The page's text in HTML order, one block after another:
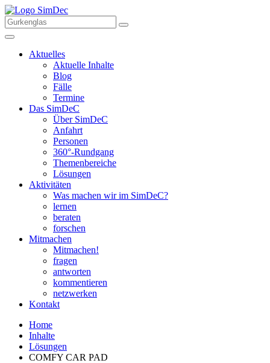
Aktuelles
Aktuelle Inhalte
Blog
Fälle
Termine
Das SimDeC
Über SimDeC
Anfahrt
Personen
360°-Rundgang
Themenbereiche
Lösungen
Aktivitäten
Was machen wir im SimDeC?
lernen
beraten
forschen
Mitmachen
Mitmachen!
fragen
antworten
kommentieren
netzwerken
Kontakt
Home
Inhalte
Lösungen
COMFY CAR PAD